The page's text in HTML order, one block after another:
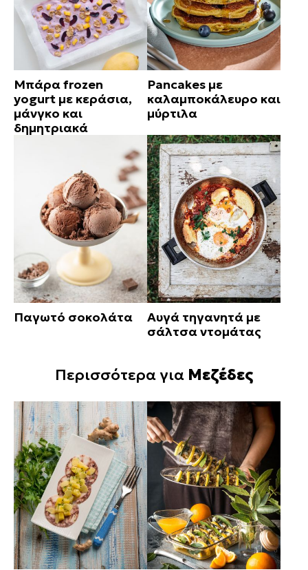
Μπάρα frozen
yogurt με κεράσια,
μάνγκο και
δημητριακά
Pancakes με
καλαμποκάλευρο και
μύρτιλα
Παγωτό σοκολάτα
Αυγά τηγανητά με
σάλτσα ντομάτας
Περισσότερα για Μεζέδες